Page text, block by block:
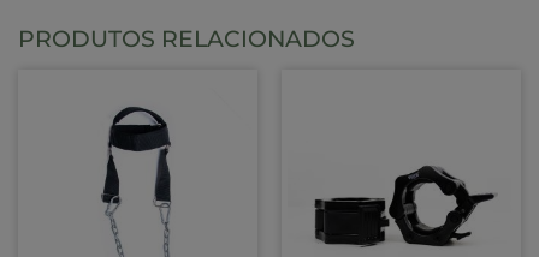
PRODUTOS RELACIONADOS